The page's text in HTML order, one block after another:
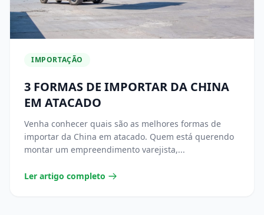
IMPORTAÇÃO
3 FORMAS DE IMPORTAR DA CHINA
EM ATACADO
Venha conhecer quais são as melhores formas de
importar da China em atacado. Quem está querendo
montar um empreendimento varejista,...
Ler artigo completo